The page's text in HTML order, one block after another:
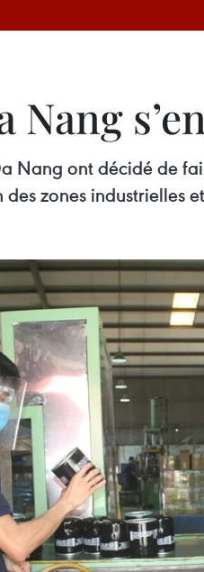
Nang
Nang ont décidé de
zones industrielles